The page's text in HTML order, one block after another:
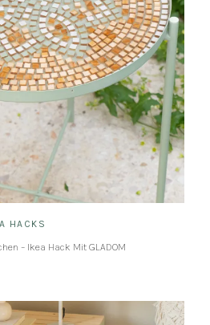
HACKS
– Ikea Hack Mit GLADOM